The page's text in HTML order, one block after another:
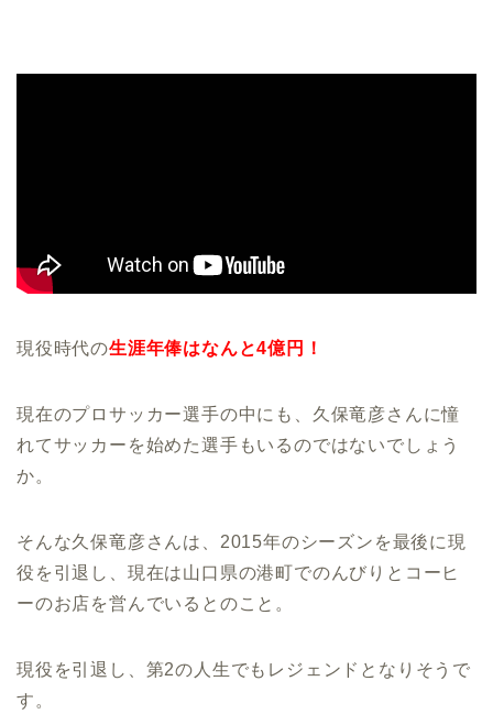
現役時代の生涯年俸はなんと4億円！
現在のプロサッカー選手の中にも、久保竜彦さんに憧
れてサッカーを始めた選手もいるのではないでしょう
か。
そんな久保竜彦さんは、2015年のシーズンを最後に現
役を引退し、現在は山口県の港町でのんびりとコーヒ
ーのお店を営んでいるとのこと。
現役を引退し、第2の人生でもレジェンドとなりそうで
す。